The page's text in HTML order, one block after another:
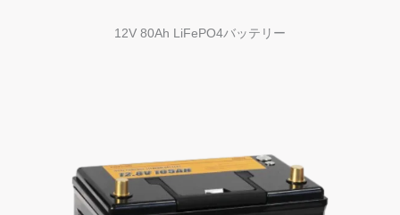
12V 80Ah LiFePO4バッテリー